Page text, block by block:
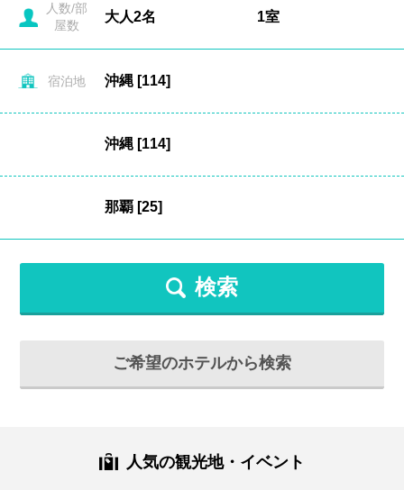
人数/部
屋数
宿泊地
検索
ご希望のホテルから検索
人気の観光地・イベント